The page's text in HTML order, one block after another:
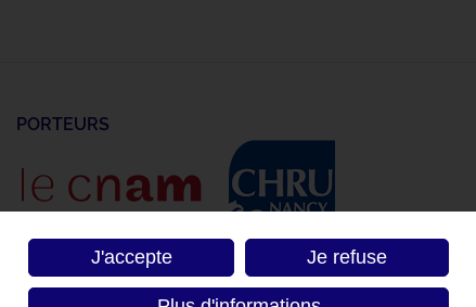
J'accepte Je refuse
PORTEURS